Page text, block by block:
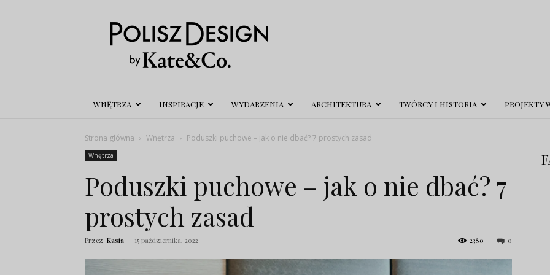
Polisz
Design
WNĘTRZA INSPIRACJE WYDARZENIA ARCHITEKTURA TWÓRCY I HISTORIA PROJEKTY
Strona główna Wnętrza Poduszki puchowe – jak o nie dbać? 7 prostych zasad
Wnętrza
Poduszki puchowe – jak o nie dbać? 7
prostych zasad
Przez Kasia - 15 października, 2022 0
2380